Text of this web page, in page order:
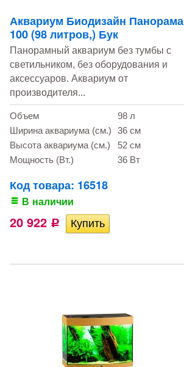
Аквариум Биодизайн Панорама
100 (98 литров,) Бук
Панорамный аквариум без тумбы с
светильником, без оборудования и
аксессуаров. Аквариум от
производителя...
Объем
98 л
Ширина аквариума (см.)
36 см
Высота аквариума (см.)
52 см
Мощность (Вт.)
36 Вт
Код товара: 16518
В наличии
20 922 Р